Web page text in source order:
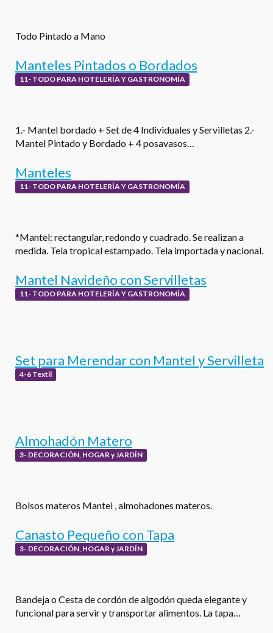
Todo Pintado a Mano
Manteles Pintados o Bordados
11- TODO PARA HOTELERÍA Y GASTRONOMÍA
1.- Mantel bordado + Set de 4 Individuales y Servilletas 2.-
Mantel Pintado y Bordado + 4 posavasos…
Manteles
11- TODO PARA HOTELERÍA Y GASTRONOMÍA
*Mantel: rectangular, redondo y cuadrado. Se realizan a
medida. Tela tropical estampado. Tela importada y nacional.
Mantel Navideño con Servilletas
11- TODO PARA HOTELERÍA Y GASTRONOMÍA
Set para Merendar con Mantel y Servilleta
4-6 Textil
Almohadón Matero
3- DECORACIÓN, HOGAR y JARDÍN
Bolsos materos Mantel , almohadones materos.
Canasto Pequeño con Tapa
3- DECORACIÓN, HOGAR y JARDÍN
Bandeja o Cesta de cordón de algodón queda elegante y
funcional para servir y transportar alimentos. La tapa…